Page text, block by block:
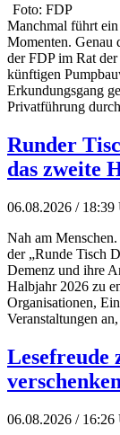
Foto: FDP
Manchmal führt ein
Momenten. Genau
der FDP im Rat
künftigen
Erkundungsgang
Privatführung
Runder
das zweite
06.08.2026 / 18:39
Nah am
der „Runde Tisch
Demenz und ihre
Halbjahr 2026 zu
Organisationen,
Veranstaltungen
Lesefreude
verschenken
06.08.2026 / 16:26